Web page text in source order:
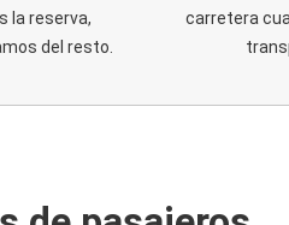
la reserva,
del resto.
carretera